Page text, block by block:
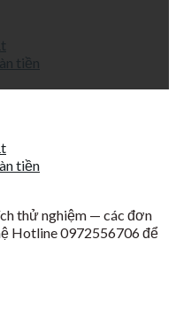
tiền
tiền
thử nghiệm — các đơn
Hotline 0972556706 để